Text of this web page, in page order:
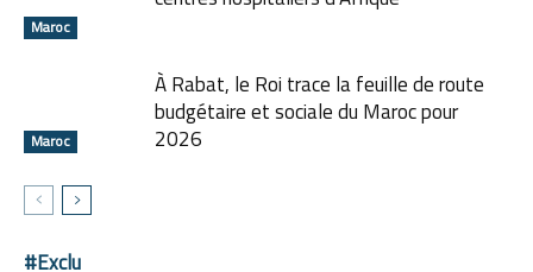
Maroc
Maroc
À Rabat, le Roi trace la feuille de route
budgétaire et sociale du Maroc pour
2026
#Exclu